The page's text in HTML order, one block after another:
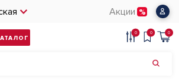
Акции
0 0 0